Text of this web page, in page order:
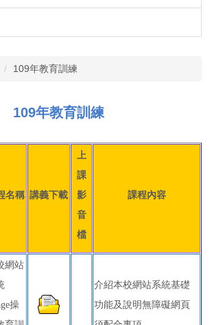
109年教育訓練
109年教育訓練
名稱 講義下載
上
課
影
音
檔
課程內容
網站
操
介紹本校網站系統基礎
功能及說明無障礙網頁